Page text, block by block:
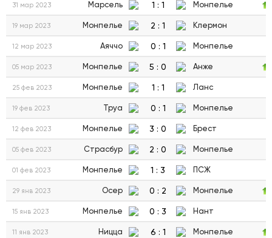
31 мар 2023 Марсель 1 : 1 Монпелье
19 мар 2023 Монпелье 2 : 1 Клермон
12 мар 2023 Аяччо 0 : 1 Монпелье
05 мар 2023 Монпелье 5 : 0 Анже
25 фев 2023 Монпелье 1 : 1 Ланс
19 фев 2023 Труа 0 : 1 Монпелье
12 фев 2023 Монпелье 3 : 0 Брест
05 фев 2023 Страсбур 2 : 0 Монпелье
01 фев 2023 Монпелье 1 : 3 ПСЖ
29 янв 2023 Осер 0 : 2 Монпелье
15 янв 2023 Монпелье 0 : 3 Нант
11 янв 2023 Ницца 6 : 1 Монпелье